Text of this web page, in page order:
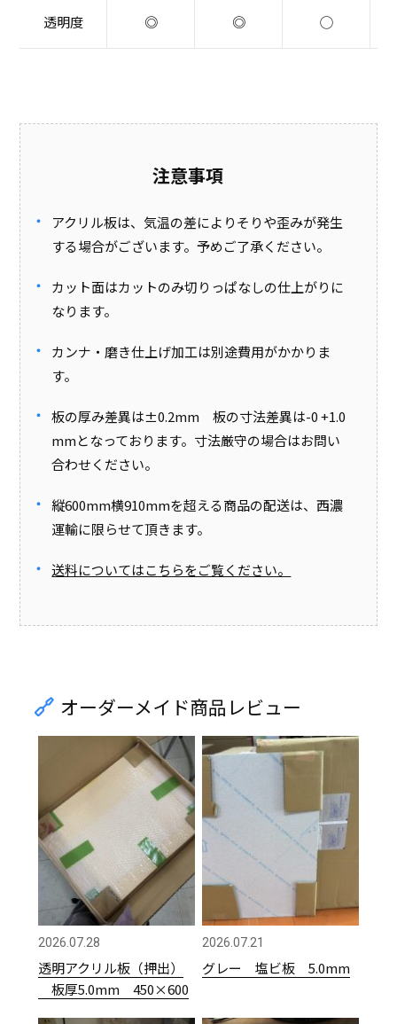
透明度 ◎ ◎ ◯
注意事項
アクリル板は、気温の差によりそりや歪みが発生
する場合がございます。予めご了承ください。
カット面はカットのみ切りっぱなしの仕上がりに
なります。
カンナ・磨き仕上げ加工は別途費用がかかりま
す。
板の厚み差異は±0.2mm 板の寸法差異は-0 +1.0
mmとなっております。寸法厳守の場合はお問い
合わせください。
縦600mm横910mmを超える商品の配送は、西濃
運輸に限らせて頂きます。
送料についてはこちらをご覧ください。
オーダーメイド商品レビュー
2026.07.28
透明アクリル板（押出）
板厚5.0mm 450×600
2026.07.21
グレー 塩ビ板 5.0mm